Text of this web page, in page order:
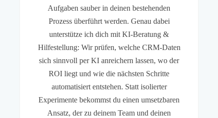
Aufgaben sauber in deinen bestehenden
Prozess überführt werden. Genau dabei
unterstütze ich dich mit KI-Beratung &
Hilfestellung: Wir prüfen, welche CRM-Daten
sich sinnvoll per KI anreichern lassen, wo der
ROI liegt und wie die nächsten Schritte
automatisiert entstehen. Statt isolierter
Experimente bekommst du einen umsetzbaren
Ansatz, der zu deinem Team und deinen